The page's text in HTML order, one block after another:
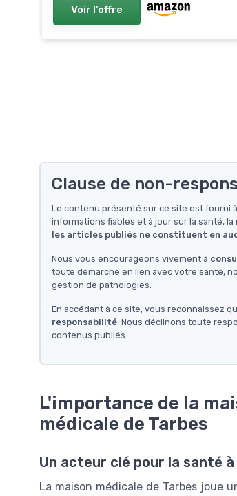
Voir l'offre
Clause de non-
Le contenu présenté sur ce site est fourni
informations fiables et à jour sur la santé,
les articles publiés ne constituent en
Nous vous encourageons vivement à
toute démarche en lien avec votre santé,
gestion de pathologies.
En accédant à ce site, vous reconnaissez
responsabilité. Nous déclinons toute
contenus publiés.
L'importance de la
médicale de Tarbes
Un acteur clé pour la santé à
La maison médicale de Tarbes joue